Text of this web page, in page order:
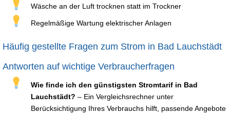
Wäsche an der Luft trocknen statt im Trockner
Regelmäßige Wartung elektrischer Anlagen
Häufig gestellte Fragen zum Strom in Bad Lauchstädt
Antworten auf wichtige Verbraucherfragen
Wie finde ich den günstigsten Stromtarif in Bad
Lauchstädt? – Ein Vergleichsrechner unter
Berücksichtigung Ihres Verbrauchs hilft, passende Angebote